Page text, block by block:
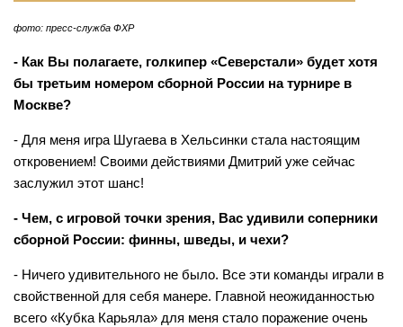
фото: пресс-служба ФХР
- Как Вы полагаете, голкипер «Северстали» будет хотя
бы третьим номером сборной России на турнире в
Москве?
- Для меня игра Шугаева в Хельсинки стала настоящим
откровением! Своими действиями Дмитрий уже сейчас
заслужил этот шанс!
- Чем, с игровой точки зрения, Вас удивили соперники
сборной России: финны, шведы, и чехи?
- Ничего удивительного не было. Все эти команды играли в
свойственной для себя манере. Главной неожиданностью
всего «Кубка Карьяла» для меня стало поражение очень